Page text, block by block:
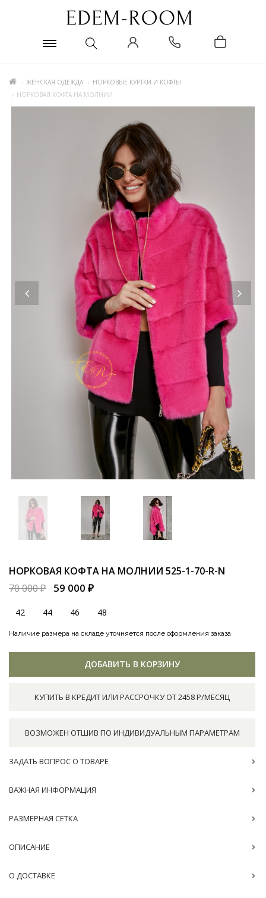
ЖЕНСКАЯ ОДЕЖДА
НОРКОВЫЕ КУРТКИ И КОФТЫ
НОРКОВАЯ КОФТА НА МОЛНИИ
НОРКОВАЯ КОФТА НА МОЛНИИ 525-1-70-R-N
70 000 ₽
59 000 ₽
42 44 46 48
Наличие размера на складе уточняется после оформления заказа
ДОБАВИТЬ В КОРЗИНУ
КУПИТЬ В КРЕДИТ ИЛИ РАССРОЧКУ ОТ 2458 Р/МЕСЯЦ
ВОЗМОЖЕН ОТШИВ ПО ИНДИВИДУАЛЬНЫМ ПАРАМЕТРАМ
ЗАДАТЬ ВОПРОС О ТОВАРЕ
ВАЖНАЯ ИНФОРМАЦИЯ
РАЗМЕРНАЯ СЕТКА
ОПИСАНИЕ
О ДОСТАВКЕ